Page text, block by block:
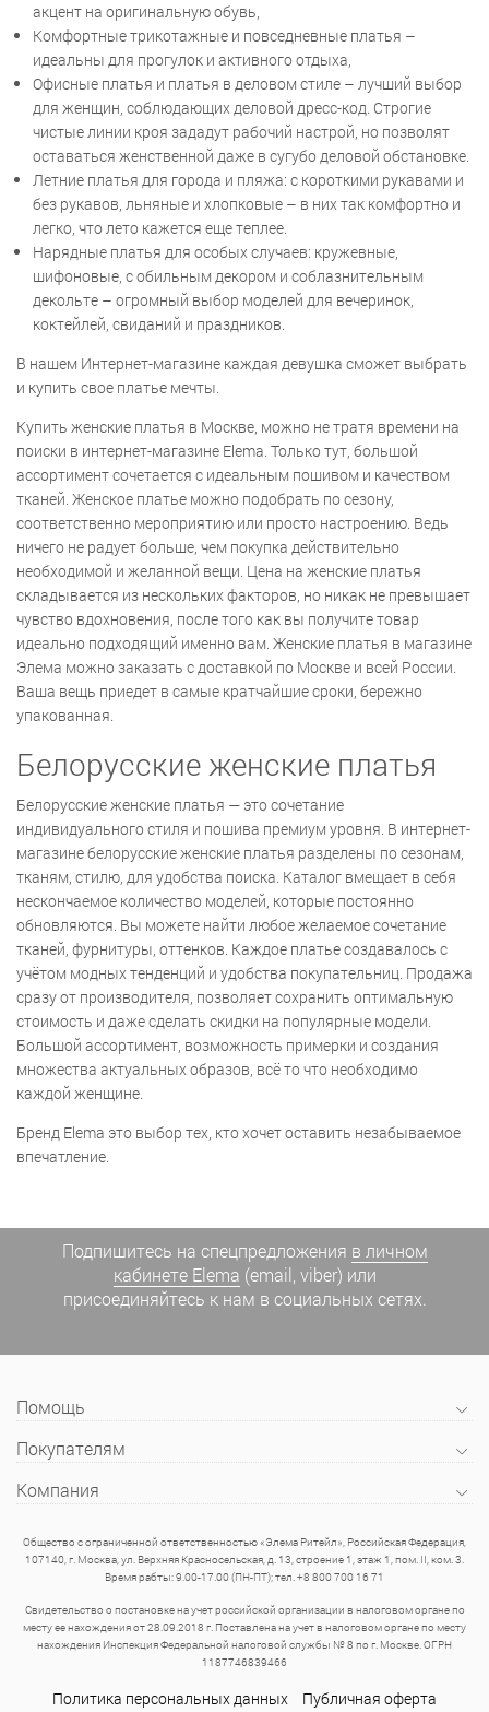
акцент на оригинальную обувь,
Комфортные трикотажные и повседневные платья –
идеальны для прогулок и активного отдыха,
Офисные платья и платья в деловом стиле – лучший выбор
для женщин, соблюдающих деловой дресс-код. Строгие
чистые линии кроя зададут рабочий настрой, но позволят
оставаться женственной даже в сугубо деловой обстановке.
Летние платья для города и пляжа: с короткими рукавами и
без рукавов, льняные и хлопковые – в них так комфортно и
легко, что лето кажется еще теплее.
Нарядные платья для особых случаев: кружевные,
шифоновые, с обильным декором и соблазнительным
декольте – огромный выбор моделей для вечеринок,
коктейлей, свиданий и праздников.
В нашем Интернет-магазине каждая девушка сможет выбрать
и купить свое платье мечты.
Купить женские платья в Москве, можно не тратя времени на
поиски в интернет-магазине Elema. Только тут, большой
ассортимент сочетается с идеальным пошивом и качеством
тканей. Женское платье можно подобрать по сезону,
соответственно мероприятию или просто настроению. Ведь
ничего не радует больше, чем покупка действительно
необходимой и желанной вещи. Цена на женские платья
складывается из нескольких факторов, но никак не превышает
чувство вдохновения, после того как вы получите товар
идеально подходящий именно вам. Женские платья в магазине
Элема можно заказать с доставкой по Москве и всей России.
Ваша вещь приедет в самые кратчайшие сроки, бережно
упакованная.
Белорусские женские платья
Белорусские женские платья — это сочетание
индивидуального стиля и пошива премиум уровня. В интернет-
магазине белорусские женские платья разделены по сезонам,
тканям, стилю, для удобства поиска. Каталог вмещает в себя
нескончаемое количество моделей, которые постоянно
обновляются. Вы можете найти любое желаемое сочетание
тканей, фурнитуры, оттенков. Каждое платье создавалось с
учётом модных тенденций и удобства покупательниц. Продажа
сразу от производителя, позволяет сохранить оптимальную
стоимость и даже сделать скидки на популярные модели.
Большой ассортимент, возможность примерки и создания
множества актуальных образов, всё то что необходимо
каждой женщине.
Бренд Elema это выбор тех, кто хочет оставить незабываемое
впечатление.
Подпишитесь на спецпредложения в личном
кабинете Elema (email, viber) или
присоединяйтесь к нам в социальных сетях.
Помощь
Покупателям
Компания
Общество с ограниченной ответственностью «Элема Ритейл», Российская Федерация,
107140, г. Москва, ул. Верхняя Красносельская, д. 13, строение 1, этаж 1, пом. II, ком. 3.
Время рабты: 9.00-17.00 (ПН-ПТ); тел. +8 800 700 16 71
Свидетельство о постановке на учет российской организации в налоговом органе по
месту ее нахождения от 28.09.2018 г. Поставлена на учет в налоговом органе по месту
нахождения Инспекция Федеральной налоговой службы № 8 по г. Москве. ОГРН
1187746839466
Политика персональных данных Публичная оферта